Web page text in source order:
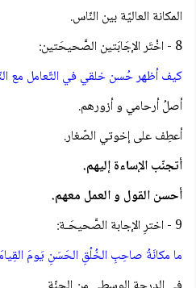
المكانة العاليّة بين النّاس.
8 - اخْتَر الإجَابَتين الصَّحيحَتين:
كيف أظهر حُسن خلقي في التّعامل مع
أصلُ أرحامي و أزورهم.
أعطِف على إخوتي الصّغار.
أتجنّب الإساءة إليهم.
أحسن القول و العمل معهم.
9 - اخترِ الإجابة الصَّحيحَـة:
ما مكانَةُ صاحِبِ الخُلُقِ الحَسَنِ يَومَ